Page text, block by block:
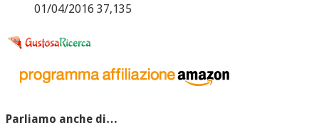
01/04/2016 37,135
Parliamo anche di…